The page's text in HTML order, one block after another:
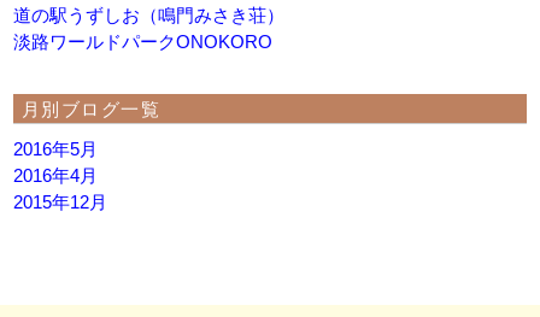
道の駅うずしお（鳴門みさき荘）
淡路ワールドパークONOKORO
月別ブログ一覧
2016年5月
2016年4月
2015年12月